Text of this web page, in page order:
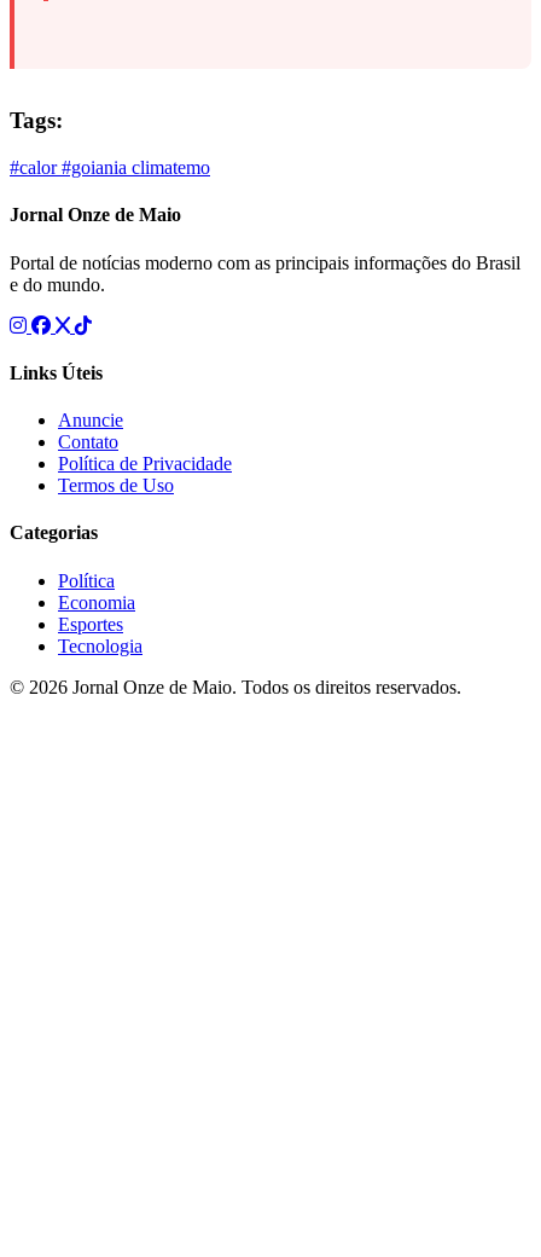
Tags:
#calor#goiania climatemo
Jornal Onze de Maio
Portal de notícias moderno com as principais informações do Brasil
e do mundo.
Links Úteis
Anuncie
Contato
Política de Privacidade
Termos de Uso
Categorias
Política
Economia
Esportes
Tecnologia
© 2026 Jornal Onze de Maio. Todos os direitos reservados.